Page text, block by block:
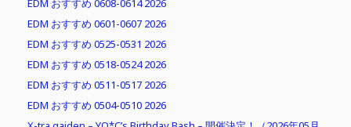
EDM おすすめ 0608-0614 2026
EDM おすすめ 0601-0607 2026
EDM おすすめ 0525-0531 2026
EDM おすすめ 0518-0524 2026
EDM おすすめ 0511-0517 2026
EDM おすすめ 0504-0510 2026